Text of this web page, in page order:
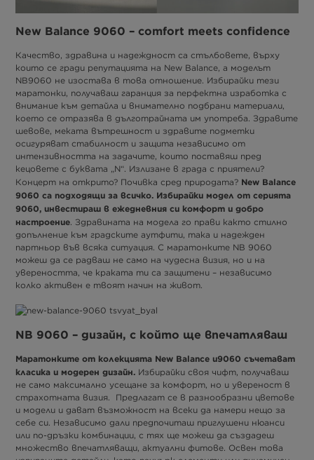
New Balance 9060 – comfort meets confidence
Качество, здравина и надеждност са стълбовете, върху
които се гради репутацията на New Balance, а моделът
NB9060 не изостава в това отношение. Избирайки тези
маратонки, получаваш гаранция за перфектна изработка с
внимание към детайла и внимателно подбрани материали,
което се отразява в дълготрайната им употреба. Здравите
шевове, меката вътрешност и здравите подметки
осигуряват стабилност и защита независимо от
интензивността на задачите, които поставяш пред
кецовете с буквата „N“. Излизане в града с приятели?
Концерт на открито? Почивка сред природата? New Balance
9060 са подходящи за всичко. Избирайки модел от серията
9060, инвестираш в ежедневния си комфорт и добро
настроение. Здравината на модела го прави както стилно
допълнение към градските аутфити, така и надежден
партньор във всяка ситуация. С маратонките NB 9060
можеш да се радваш не само на чудесна визия, но и на
увереността, че краката ти са защитени – независимо
колко активен е твоят начин на живот.
NB 9060 – дизайн, с който ще впечатляваш
Маратонките от колекцията New Balance u9060 съчетават
класика и модерен дизайн. Избирайки своя чифт, получаваш
не само максимално усещане за комфорт, но и увереност в
страхотната визия. Предлагат се в разнообразни цветове
и модели и дават възможност на всеки да намери нещо за
себе си. Независимо дали предпочиташ приглушени нюанси
или по-дръзки комбинации, с тях ще можеш да създадеш
множество впечатляващи, актуални фитове. Освен това